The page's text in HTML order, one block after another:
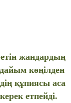
жандардың
көңілден
құпиясы аса
етпейді.